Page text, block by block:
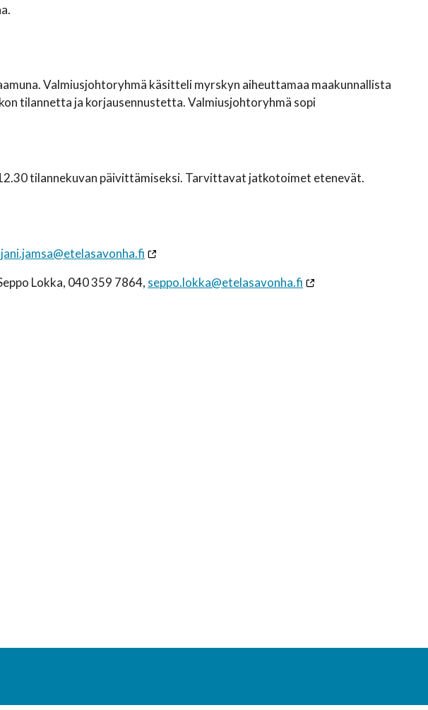
Valmiusjohtoryhmä käsitteli myrskyn aiheuttamaa maakunnallista
tilannetta ja korjausennustetta. Valmiusjohtoryhmä sopi
tilannekuvan päivittämiseksi. Tarvittavat jatkotoimet etenevät.
jani.jamsa@etelasavonha.fi
Lokka, 040 359 7864, seppo.lokka@etelasavonha.fi